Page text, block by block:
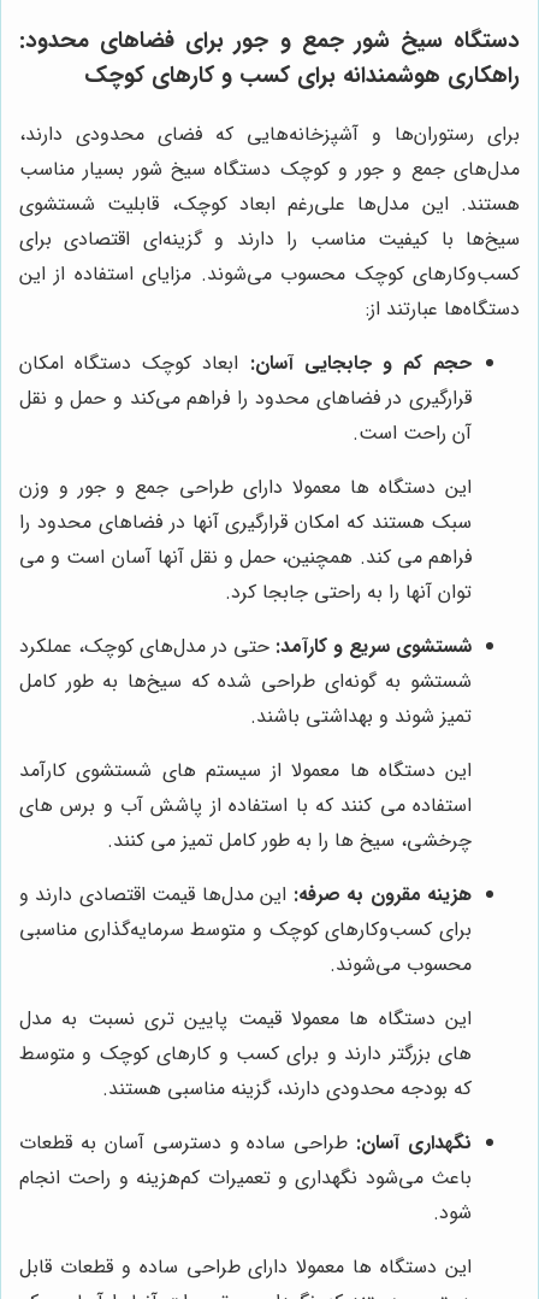
دستگاه سیخ شور جمع و جور برای فضاهای محدود:
راهکاری هوشمندانه برای کسب و کارهای کوچک
برای رستوران‌ها و آشپزخانه‌هایی که فضای محدودی دارند،
مدل‌های جمع و جور و کوچک دستگاه سیخ شور بسیار مناسب
هستند. این مدل‌ها علی‌رغم ابعاد کوچک، قابلیت شستشوی
سیخ‌ها با کیفیت مناسب را دارند و گزینه‌ای اقتصادی برای
کسب‌وکارهای کوچک محسوب می‌شوند. مزایای استفاده از این
دستگاه‌ها عبارتند از:
حجم کم و جابجایی آسان: ابعاد کوچک دستگاه امکان
قرارگیری در فضاهای محدود را فراهم می‌کند و حمل و نقل
آن راحت است.
این دستگاه ها معمولا دارای طراحی جمع و جور و وزن
سبک هستند که امکان قرارگیری آنها در فضاهای محدود را
فراهم می کند. همچنین، حمل و نقل آنها آسان است و می
توان آنها را به راحتی جابجا کرد.
شستشوی سریع و کارآمد: حتی در مدل‌های کوچک، عملکرد
شستشو به گونه‌ای طراحی شده که سیخ‌ها به طور کامل
تمیز شوند و بهداشتی باشند.
این دستگاه ها معمولا از سیستم های شستشوی کارآمد
استفاده می کنند که با استفاده از پاشش آب و برس های
چرخشی، سیخ ها را به طور کامل تمیز می کنند.
هزینه مقرون به صرفه: این مدل‌ها قیمت اقتصادی دارند و
برای کسب‌وکارهای کوچک و متوسط سرمایه‌گذاری مناسبی
محسوب می‌شوند.
این دستگاه ها معمولا قیمت پایین تری نسبت به مدل
های بزرگتر دارند و برای کسب و کارهای کوچک و متوسط
که بودجه محدودی دارند، گزینه مناسبی هستند.
نگهداری آسان: طراحی ساده و دسترسی آسان به قطعات
باعث می‌شود نگهداری و تعمیرات کم‌هزینه و راحت انجام
شود.
این دستگاه ها معمولا دارای طراحی ساده و قطعات قابل